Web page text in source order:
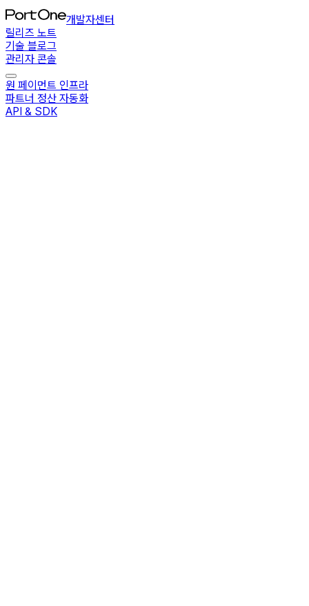
개발자센터
릴리즈 노트
기술 블로그
관리자 콘솔
원 페이먼트 인프라
파트너 정산 자동화
API & SDK